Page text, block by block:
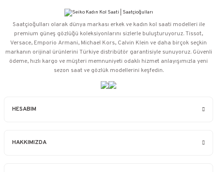
HESABIM
HAKKIMIZDA
Saatçioğulları⁠ olarak dünya markası erkek ve kadın kol saati modelleri ile
premium güneş gözlüğü koleksiyonlarını sizlerle buluşturuyoruz. Tissot,
Versace, Emporio Armani, Michael Kors, Calvin Klein ve daha birçok seçkin
markanın orijinal ürünlerini Türkiye distribütör garantisiyle sunuyoruz. Güvenli
ödeme, hızlı kargo ve müşteri memnuniyeti odaklı hizmet anlayışımızla yeni
sezon saat ve gözlük modellerini keşfedin.